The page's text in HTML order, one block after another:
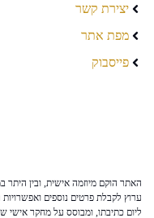
יצירת קשר
מפת אתר
פייסבוק
האתר הוקם מיוזמה אישית, ובין
ערוץ לקבלת פרטים נוספים
ליום כתיבתו, ומבוסס על מחקר אישי